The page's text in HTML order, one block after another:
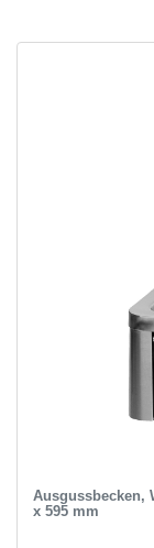
Ausgussbecken,
x 595 mm